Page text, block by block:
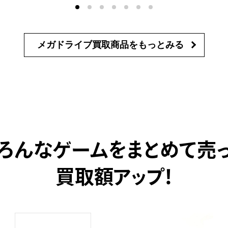
メガドライブ買取商品を もっとみる
んなゲームをまとめて売
買取額アップ！